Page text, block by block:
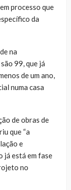
processo que
da
na
99, que já
de um ano,
numa casa
de obras de
que “a
e
já está em fase
no